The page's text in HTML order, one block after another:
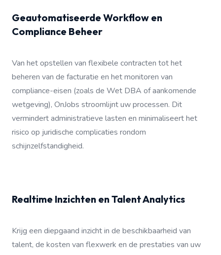
Geautomatiseerde Workflow en
Compliance Beheer
Van het opstellen van flexibele contracten tot het
beheren van de facturatie en het monitoren van
compliance-eisen (zoals de Wet DBA of aankomende
wetgeving), OnJobs stroomlijnt uw processen. Dit
vermindert administratieve lasten en minimaliseert het
risico op juridische complicaties rondom
schijnzelfstandigheid.
Realtime Inzichten en Talent Analytics
Krijg een diepgaand inzicht in de beschikbaarheid van
talent, de kosten van flexwerk en de prestaties van uw